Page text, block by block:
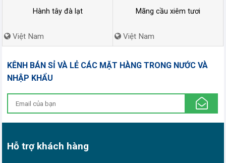
Hành tây đà lạt
Việt Nam
Mãng cầu xiêm tươi
Việt Nam
KÊNH BÁN SỈ VÀ LẺ CÁC MẶT HÀNG TRONG NƯỚC VÀ
NHẬP KHẨU
Hỗ trợ khách hàng